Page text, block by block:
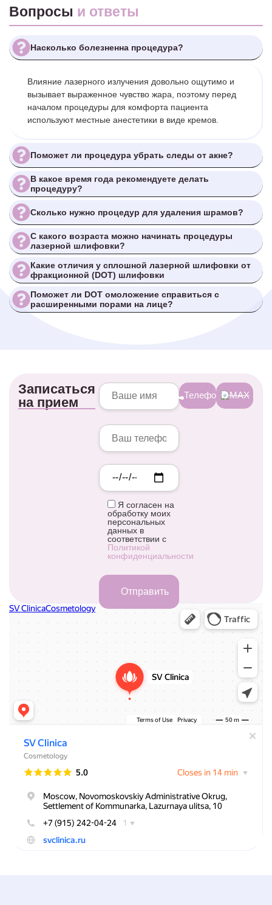
Вопросы и ответы
Насколько болезненна процедура?
Влияние лазерного излучения довольно ощутимо и
вызывает выраженное чувство жара, поэтому перед
началом процедуры для комфорта пациента
используют местные анестетики в виде кремов.
Поможет ли процедура убрать следы от акне?
В какое время года рекомендуете делать
процедуру?
Сколько нужно процедур для удаления шрамов?
С какого возраста можно начинать процедуры
лазерной шлифовки?
Какие отличия у сплошной лазерной шлифовки от
фракционной (DOT) шлифовки
Поможет ли DOT омоложение справиться с
расширенными порами на лице?
СВ клиника
Записаться
на прием
Я согласен на
обработку моих
персональных
данных в
соответствии с
Политикой
конфиденциальности
Телефон MAX